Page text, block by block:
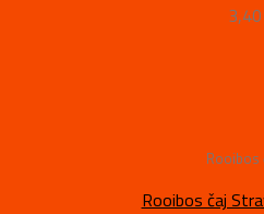
3,40
Rooibos
Rooibos čaj